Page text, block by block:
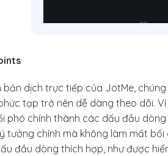
bản dịch trực tiếp của JotMe,
tạp trở nên dễ dàng theo dõi.
phó chính thành các dấu đầu
tưởng chính mà không làm mất
đầu dòng thích hợp, như được